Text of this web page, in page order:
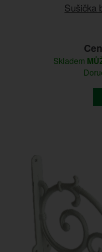
Sušička
Skladem